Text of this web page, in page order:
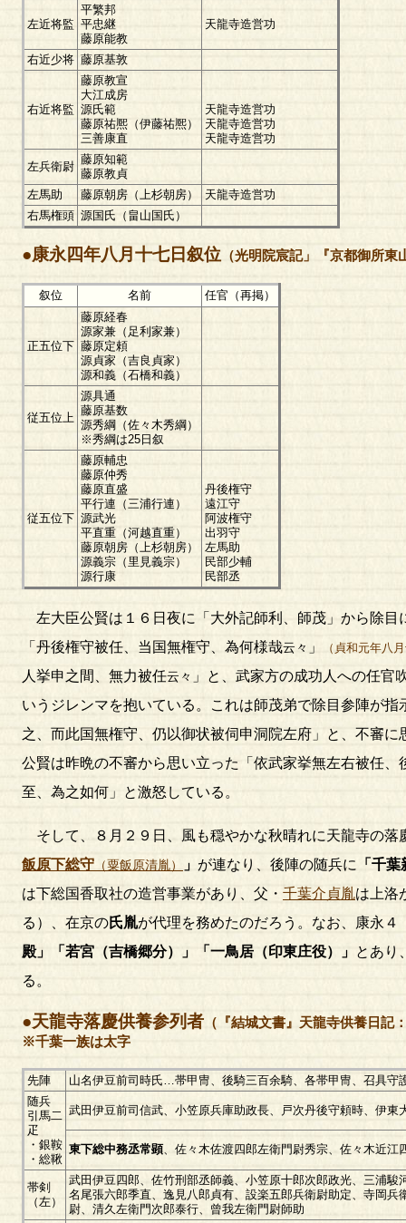
左近将監
平繁邦
平忠継
藤原能教
天龍寺造営功
右近少将 藤原基敦
右近将監
藤原教宣
大江成房
源氏範
藤原祐熈（伊藤祐熈）
三善康直
天龍寺造営功
天龍寺造営功
天龍寺造営功
左兵衛尉
藤原知範
藤原教貞
左馬助
藤原朝房（上杉朝房）
天龍寺造営功
右馬権頭 源国氏（畠山国氏）
●康永四年八月十七日叙位 （光明院宸記」『京都御所
叙位 名前 任官（再掲）
正五位下
藤原経春
源家兼（足利家兼）
藤原定頼
源貞家（吉良貞家）
源和義（石橋和義）
従五位上
源具通
藤原基数
源秀綱（佐々木秀綱）
※秀綱は25日叙
従五位下
藤原輔忠
藤原仲秀
藤原直盛
平行連（三浦行連）
源武光
平直重（河越直重）
藤原朝房（上杉朝房）
源義宗（里見義宗）
源行康
丹後権守
遠江守
阿波権守
出羽守
左馬助
民部少輔
民部丞
左大臣公賢は１６日夜に「大外記師利、師茂」から除
「丹後権守被任、当国無権守、為何様哉云々 」 （貞和元年八
人挙申之間、無力被任云々 」と、武家方の成功人への任官
いうジレンマを抱いている。これは師茂弟で除目参陣が
之、而此国無権守、仍以御状被伺申洞院左府」と、不審
公賢は昨晩の不審から思い立った「依武家挙無左右被任
至、為之如何」と激怒している。
そして、８月２９日、風も穏やかな秋晴れに天龍寺の落
飯原下総守 （粟飯原清胤） 」 が連なり、後陣の随兵に
「千
は下総国香取社の造営事業があり、父・ 千葉介貞胤は上洛
る）、在京の氏胤が代理を務めたのだろう。なお、康永４
殿」「若宮（吉橋郷分）」「一鳥居（印東庄役）」 とあり
る。
●天龍寺落慶供養参列者 （『結城文書』天龍寺供養日
※千葉一族は太字
先陣
山名伊豆前司時氏…帯甲冑、後騎三百余騎、各帯甲冑、召具守
随兵
引馬二
疋
・銀鞍
・総鞦
武田伊豆前司信武、小笠原兵庫助政長、戸次丹後守頼時、伊東
東下総中務丞常顕、佐々木佐渡四郎左衛門尉秀宗、佐々木近江
帯剣
（左）
武田伊豆四郎、佐竹刑部丞師義、小笠原十郎次郎政光、三浦
名尾張六郎季直、逸見八郎貞有、設楽五郎兵衛尉助定、寺岡
尉、清久左衛門次郎泰行、曾我左衛門尉師助